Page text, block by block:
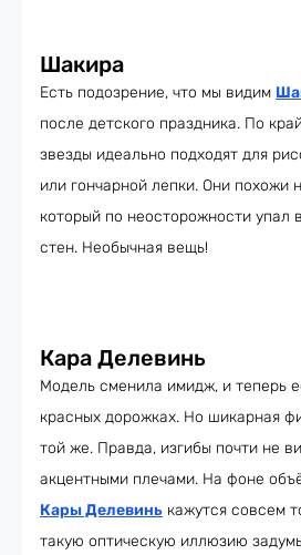
Шакира
Есть подозрение, что мы видим
после детского праздника. По
звезды идеально подходят для
или гончарной лепки. Они похожи
который по неосторожности упал
стен. Необычная вещь!
Кара Делевинь
Модель сменила имидж, и теперь
красных дорожках. Но шикарная
той же. Правда, изгибы почти не
акцентными плечами. На фоне
Кары Делевинь кажутся совсем
такую оптическую иллюзию